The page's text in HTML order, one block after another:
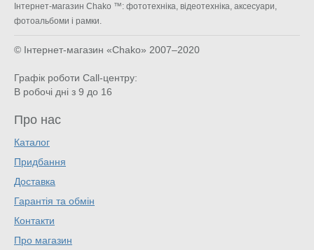
Інтернет-магазин Chako ™: фототехніка, відеотехніка, аксесуари,
фотоальбоми і рамки.
© Інтернет-магазин «Chako» 2007–2020
Графік роботи Call-центру:
В робочі дні з 9 до 16
Про нас
Каталог
Придбання
Доставка
Гарантія та обмін
Контакти
Про магазин